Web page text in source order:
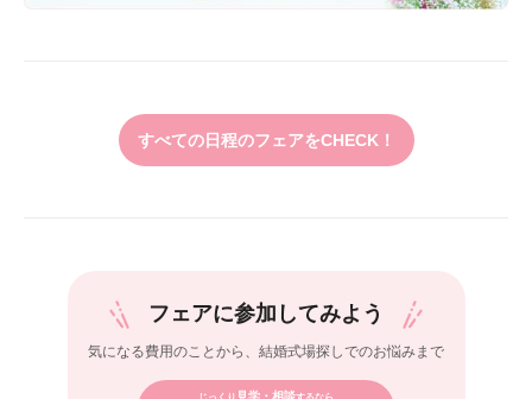
すべての日程のフェアをCHECK！
フェアに参加してみよう
気になる費用のことから、 結婚式場探しでのお悩みまで